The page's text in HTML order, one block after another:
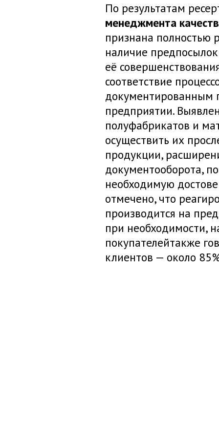
По результатам
менеджмента
признана полностью
наличие
её
соответствие
документированным
предприятии.
полуфабрикатов и
осуществить их
продукции,
документооборота,
необходимую
отмечено, что
производится на
при необходимости,
покупателейтакже
клиентов — около